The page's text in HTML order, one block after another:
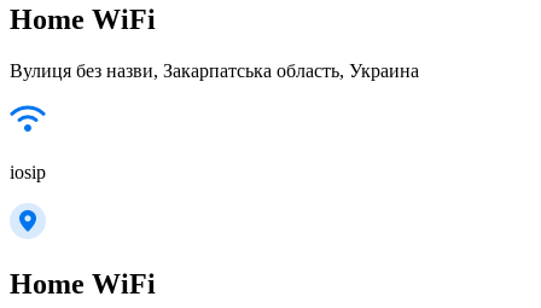
Home WiFi
Вулиця без назви, Закарпатська область, Украина
iosip
Home WiFi